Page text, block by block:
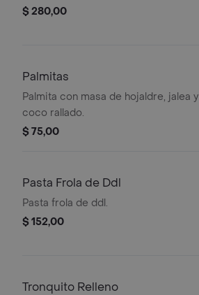
$ 280,00
Palmitas
Palmita con masa de hojaldre, jalea y
coco rallado.
$ 75,00
Pasta Frola de Ddl
Pasta frola de ddl.
$ 152,00
Tronquito Relleno